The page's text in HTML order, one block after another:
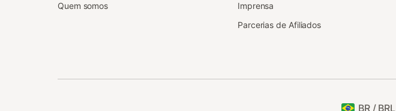
Quem somos
Imprensa
Parcerias de Afiliados
BR / BRL